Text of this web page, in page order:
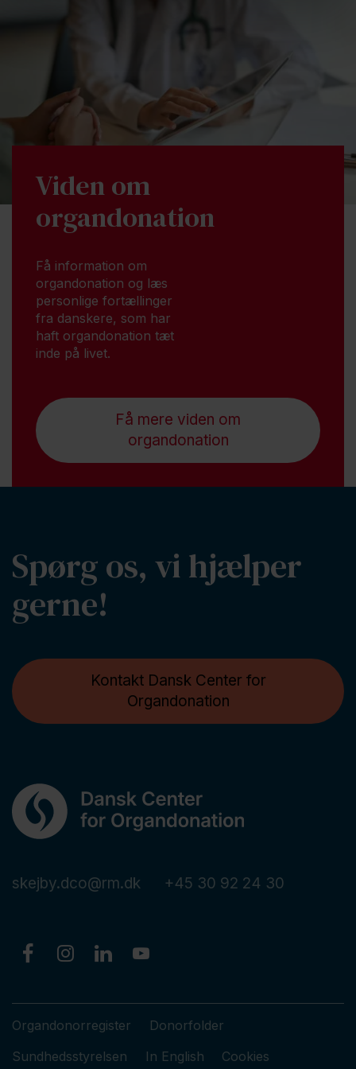
Viden om
organdonation
Få information om
organdonation og læs
personlige fortællinger
fra danskere, som har
haft organdonation tæt
inde på livet.
Få mere viden om
organdonation
Spørg os, vi hjælper
gerne!
Kontakt Dansk Center for
Organdonation
skejby.dco@rm.dk +45 30 92 24 30
Organdonorregister
Donorfolder
Sundhedsstyrelsen
In English Cookies